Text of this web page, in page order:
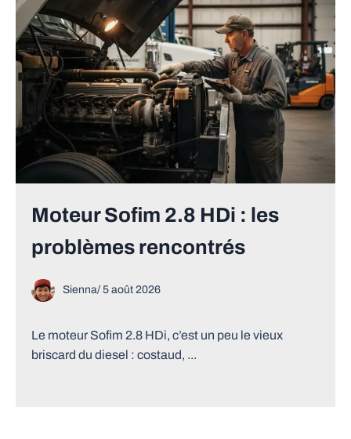
Moteur Sofim 2.8 HDi : les
problèmes rencontrés
Sienna/ 5 août 2026
Le moteur Sofim 2.8 HDi, c’est un peu le vieux
briscard du diesel : costaud, ...